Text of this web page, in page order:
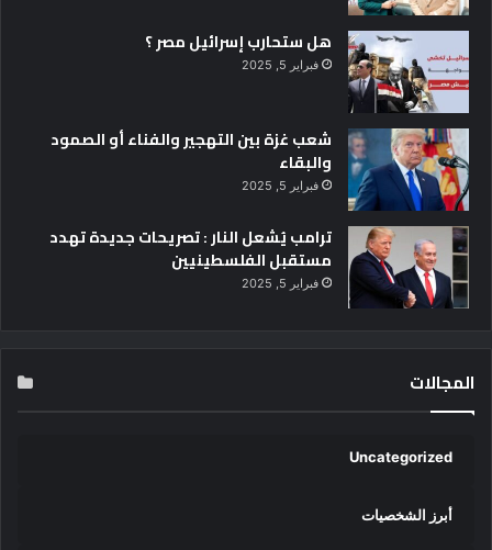
هل ستحارب إسرائيل مصر ؟
فبراير 5, 2025
شعب غزة بين التهجير والفناء أو الصمود
والبقاء
فبراير 5, 2025
ترامب يُشعل النار : تصريحات جديدة تهدد
مستقبل الفلسطينيين
فبراير 5, 2025
المجالات
Uncategorized
أبرز الشخصيات